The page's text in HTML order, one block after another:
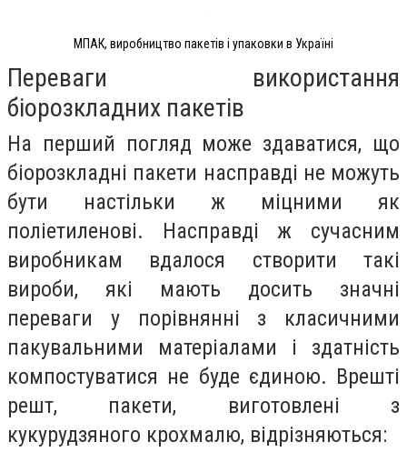
МПАК, виробництво пакетів і упаковки в Україні
Переваги використання
біорозкладних пакетів
На перший погляд може здаватися, що
біорозкладні пакети насправді не можуть
бути настільки ж міцними як
поліетиленові. Насправді ж сучасним
виробникам вдалося створити такі
вироби, які мають досить значні
переваги у порівнянні з класичними
пакувальними матеріалами і здатність
компостуватися не буде єдиною. Врешті
решт, пакети, виготовлені з
кукурудзяного крохмалю, відрізняються: